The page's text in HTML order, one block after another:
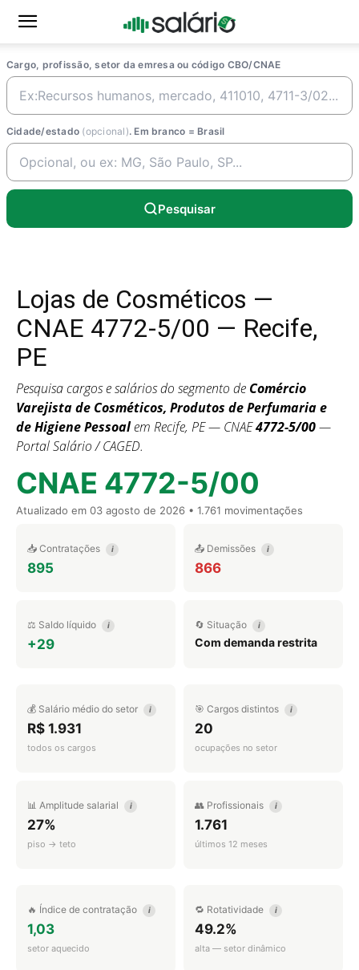
Cargo, profissão, setor da emresa ou código CBO/CNAE
Cidade/estado (opcional). Em branco = Brasil
Pesquisar
Lojas de Cosméticos —
CNAE 4772-5/00 — Recife,
PE
Pesquisa cargos e salários do segmento de Comércio
Varejista de Cosméticos, Produtos de Perfumaria e
de Higiene Pessoalem Recife, PE — CNAE4772-5/00—
Portal Salário / CAGED.
CNAE 4772-5/00
Atualizado em 03 agosto de 2026 • 1.761 movimentações
📥 Contratações i
895
📤 Demissões i
866
⚖️ Saldo líquido i
+29
🔄 Situação i
Com demanda restrita
💰 Salário médio do setor i
R$ 1.931
todos os cargos
🎯 Cargos distintos i
20
ocupações no setor
📊 Amplitude salarial i
27%
piso → teto
👥 Profissionais i
1.761
últimos 12 meses
🔥 Índice de contratação i
1,03
setor aquecido
🔁 Rotatividade i
49.2%
alta — setor dinâmico